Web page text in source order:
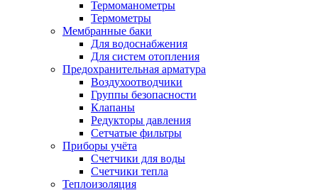
Термоманометры
Термометры
Мембранные баки
Для водоснабжения
Для систем отопления
Предохранительная арматура
Воздухоотводчики
Группы безопасности
Клапаны
Редукторы давления
Сетчатые фильтры
Приборы учёта
Счетчики для воды
Счетчики тепла
Теплоизоляция